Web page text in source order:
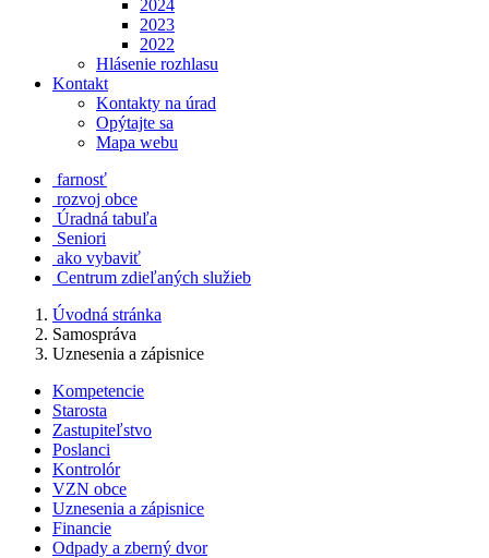
2024
2023
2022
Hlásenie rozhlasu
Kontakt
Kontakty na úrad
Opýtajte sa
Mapa webu
farnosť
rozvoj obce
Úradná tabuľa
Seniori
ako vybaviť
Centrum zdieľaných služieb
Úvodná stránka
Samospráva
Uznesenia a zápisnice
Kompetencie
Starosta
Zastupiteľstvo
Poslanci
Kontrolór
VZN obce
Uznesenia a zápisnice
Financie
Odpady a zberný dvor